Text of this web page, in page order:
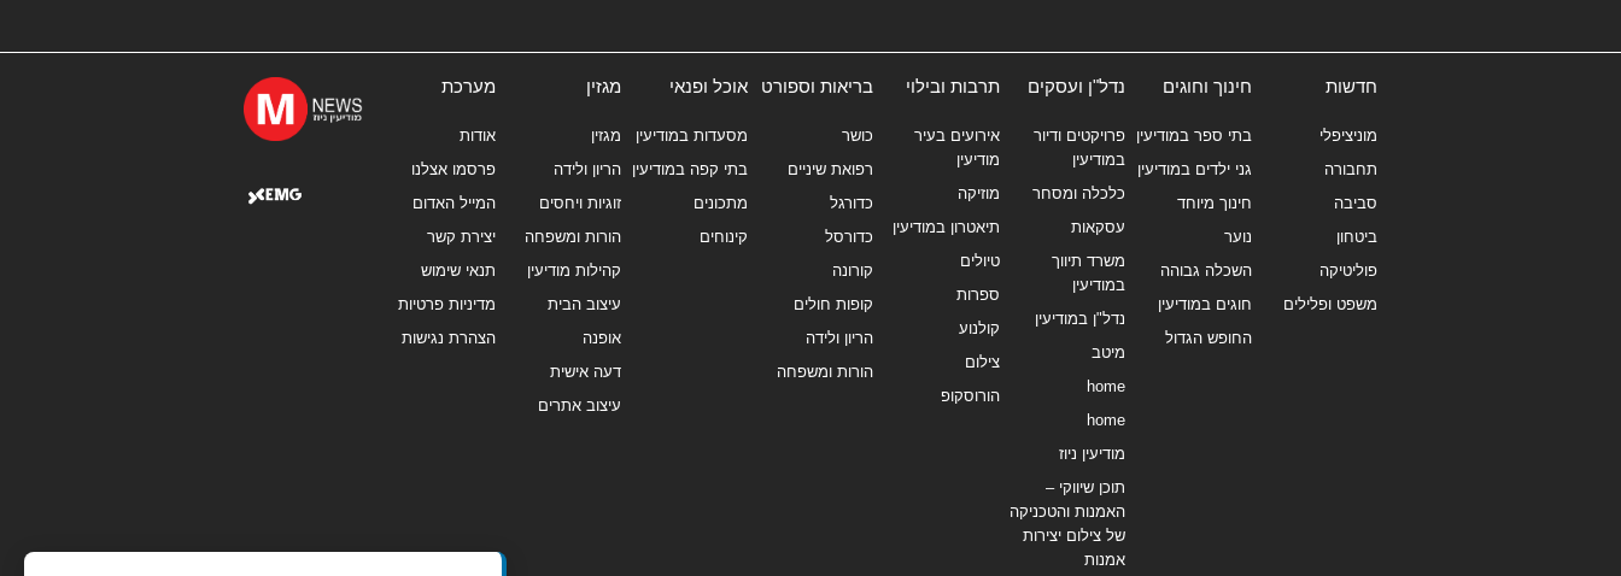
חדשות
מוניציפלי
תחבורה
סביבה
ביטחון
פוליטיקה
משפט ופלילים
חינוך וחוגים
בתי ספר במודיעין
גני ילדים במודיעין
חינוך מיוחד
נוער
השכלה גבוהה
חוגים במודיעין
החופש הגדול
נדל"ן ועסקים
פרויקטים ודיור
במודיעין
כלכלה ומסחר
עסקאות
משרד תיווך
במודיעין
נדל"ן במודיעין
מיטב
home
home
מודיעין ניוז
תוכן שיווקי –
האמנות והטכניקה
של צילום יצירות
אמנות
תרבות ובילוי
אירועים בעיר
מודיעין
מוזיקה
תיאטרון במודיעין
טיולים
ספרות
קולנוע
צילום
הורוסקופ
בריאות וספורט
כושר
רפואת שיניים
כדורגל
כדורסל
קורונה
קופות חולים
הריון ולידה
הורות ומשפחה
אוכל ופנאי
מסעדות במודיעין
בתי קפה במודיעין
מתכונים
קינוחים
מגזין
מגזין
הריון ולידה
זוגיות ויחסים
הורות ומשפחה
קהילות מודיעין
עיצוב הבית
אופנה
דעה אישית
עיצוב אתרים
מערכת
אודות
פרסמו אצלנו
המייל האדום
יצירת קשר
תנאי שימוש
מדיניות פרטיות
הצהרת נגישות